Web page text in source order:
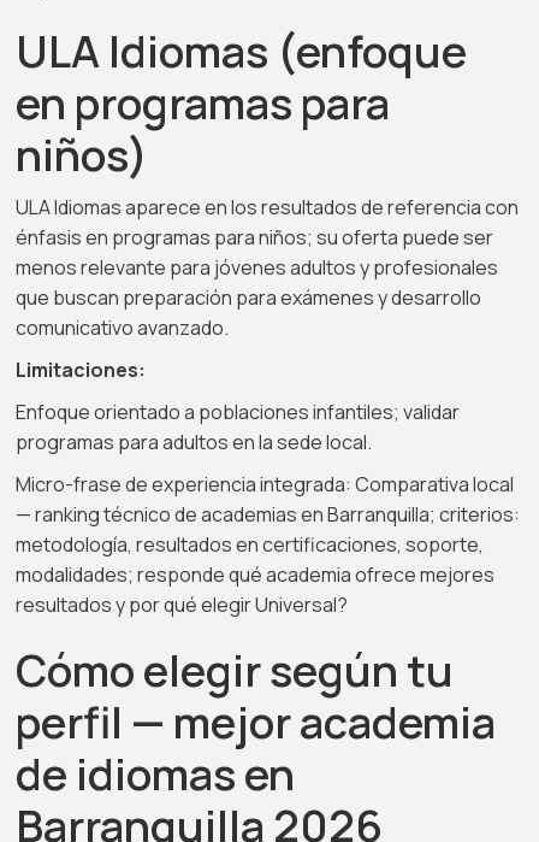
ULA Idiomas (enfoque
en programas para
niños)
ULA Idiomas aparece en los resultados de referencia con
énfasis en programas para niños; su oferta puede ser
menos relevante para jóvenes adultos y profesionales
que buscan preparación para exámenes y desarrollo
comunicativo avanzado.
Limitaciones:
Enfoque orientado a poblaciones infantiles; validar
programas para adultos en la sede local.
Micro-frase de experiencia integrada: Comparativa local
— ranking técnico de academias en Barranquilla; criterios:
metodología, resultados en certificaciones, soporte,
modalidades; responde qué academia ofrece mejores
resultados y por qué elegir Universal?
Cómo elegir según tu
perfil — mejor academia
de idiomas en
Barranquilla 2026